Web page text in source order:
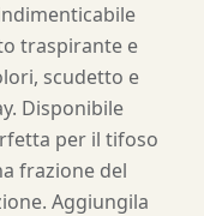
traspirante e
scudetto e
Disponibile
per il tifoso
frazione del
Aggiungila